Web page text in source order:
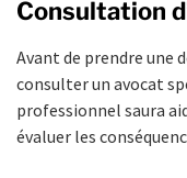
Consultation
Avant de prendre une
consulter un avocat
professionnel saura
évaluer les